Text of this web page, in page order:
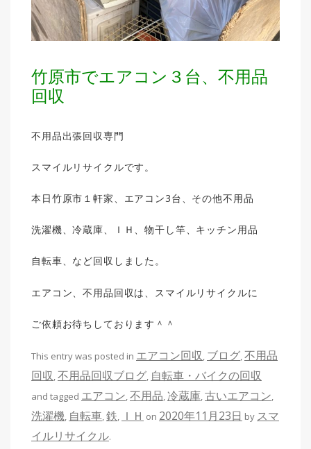
竹原市でエアコン３台、不用品
回収
不用品出張回収専門
スマイルリサイクルです。
本日竹原市１軒家、エアコン3台、その他不用品
洗濯機、冷蔵庫、ＩＨ、物干し竿、キッチン用品
自転車、など回収しました。
エアコン、不用品回収は、スマイルリサイクルに
ご依頼お待ちしております＾＾
This entry was posted in エアコン回収, ブログ,不用品
回収,不用品回収ブログ, 自転車・バイクの回収
and tagged エアコン,不用品,冷蔵庫,古いエアコン,
洗濯機, 自転車,鉄, ＩＨ on 2020年11月23日 by スマ
イルリサイクル.